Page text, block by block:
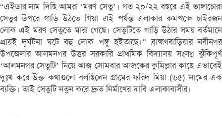
“এইডার নাম দিছি আমরা ‘মরণ সেতু’। গত ২০/২২ বছরে এই ভাঙ্গাচোরা
সেতুর উপরে গাড়ি উঠতে গিয়া এই পর্যন্ত এলাকার কমপক্ষে চাইরজন
লোক এই মরণ সেতুতে মারা গেছে। সেতুটিতে গাড়ি উঠার সময় বর্তমানে
প্রায়ই দূর্ঘটনা ঘটে বহু লোক পঙ্গু হইতাছে।” ব্রাহ্মণবাড়িয়ার নবীনগর
উপজেলার আলমনগর উত্তর সরকারি প্রাথমিক বিদ্যালয় সংলগ্ন ঝুঁকিপূর্ণ
‘আলমনগর সেতুটি’ নিয়ে আজ সোমবার আজকের কুমিল্লার কাছে এভাবেই
দুঃখ করে উক্ত কথাগুলো বলছিলেন গ্রামের ফরিদ মিয়া (৬৫) নামের এক
ব্যক্তি। তাই সেতুটি নতুন করে দ্রুত নির্মাণের দাবি এলাকাবাসীর।